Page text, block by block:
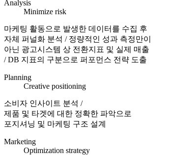
Analysis
Minimize risk
마케팅 활동으로 발생한 데이터를 수집 후
자체 퍼널화 분석 / 정량적인 성과 측정만이
아닌 광고시스템 상 전환지표 및 실제 매출
/ DB 지표의 구분으로 퍼포먼스 전략 도출
Planning
Creative positioning
소비자 인사이트 분석 /
제품 및 타겟에 대한 정확한 파악으로
포지셔닝 및 마케팅 구조 설계
Marketing
Optimization strategy